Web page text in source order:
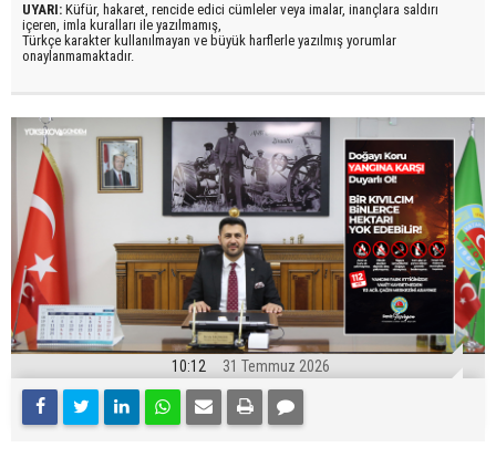
UYARI: Küfür, hakaret, rencide edici cümleler veya imalar, inançlara saldırı
içeren, imla kuralları ile yazılmamış,
Türkçe karakter kullanılmayan ve büyük harflerle yazılmış yorumlar
onaylanmamaktadır.
10:12 31 Temmuz 2026